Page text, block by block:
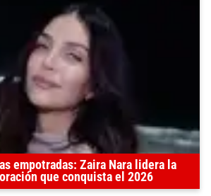
empotradas: Zaira Nara lidera la
que conquista el 2026